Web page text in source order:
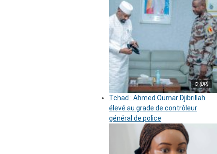
© (DR)
Tchad : Ahmed Oumar Djibrillah
élevé au grade de contrôleur
général de police